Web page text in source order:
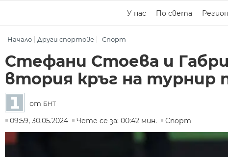
У нас По света
Начало Други спортове Спорт
Стефани Стоева и
втория кръг на турнир
от БНТ
09:59, 30.05.2024
Чете се за: 00:42 мин. Спорт